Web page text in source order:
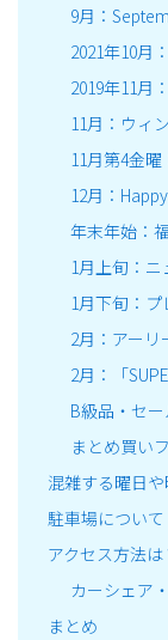
9月：
2021年10月
2019年11月
11月：ウィ
11月第4金
12月：
年末年始：
1月上旬：
1月下旬：
2月：アーリ
2月：「
B級品・セ
まとめ買い
混雑する曜日
駐車場について
アクセス方法は
カーシェア
まとめ